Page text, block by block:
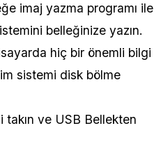
imaj yazma programı ile
belleğinize yazın.
hiç bir önemli bilgi
sistemi disk bölme
ve USB Bellekten